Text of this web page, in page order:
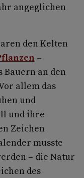
angeglichen
den Kelten
–
an den
allem das
und
und ihre
Zeichen
musste
– die Natur
des